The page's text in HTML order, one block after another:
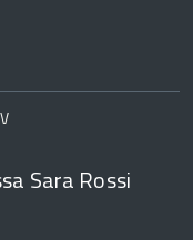
Sara Rossi